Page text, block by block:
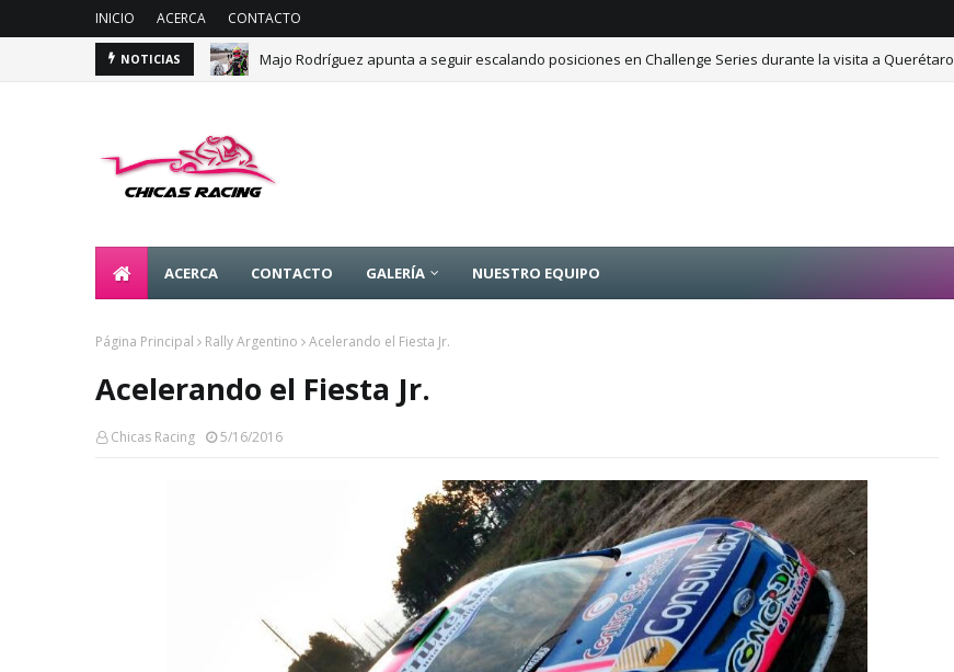
INICIO ACERCA CONTACTO
NOTICIAS Majo Rodríguez apunta a seguir escalando posiciones en Challenge Series durante la visita a Querétaro
ACERCA CONTACTO GALERÍA NUESTRO EQUIPO
Página Principal Rally Argentino Acelerando el Fiesta Jr.
Acelerando el Fiesta Jr.
Chicas Racing 5/16/2016